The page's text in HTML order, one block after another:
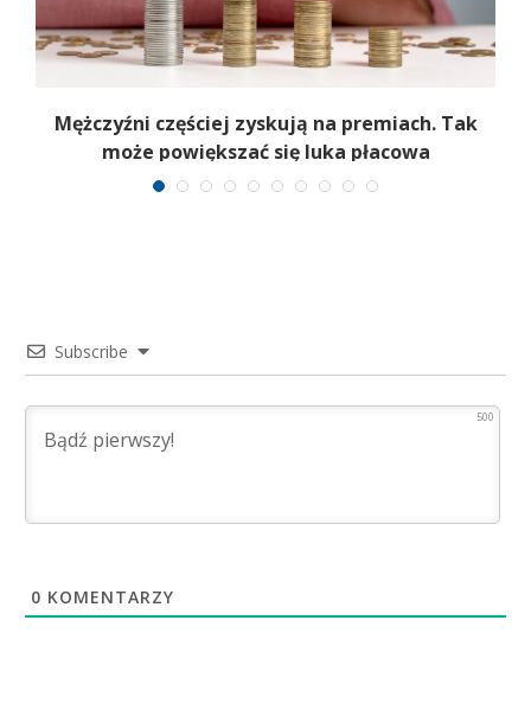
Mężczyźni częściej zyskują na premiach. Tak
może powiększać się luka płacowa
Subscribe
500
0 KOMENTARZY